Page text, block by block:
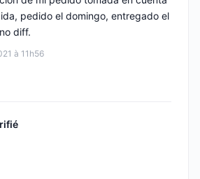
à 11h56
pedido el domingo, entregado el
diff.